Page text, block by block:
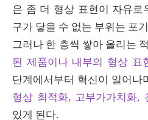
은 좀 더 형상 표현이 자유로
구가 닿을 수 없는 부위는 포
그러나 한 층씩 쌓아 올리는
된 제품이나 내부의 형상 표
단계에서부터 혁신이 일어나
형상 최적화, 고부가가치화,
있게 된다.